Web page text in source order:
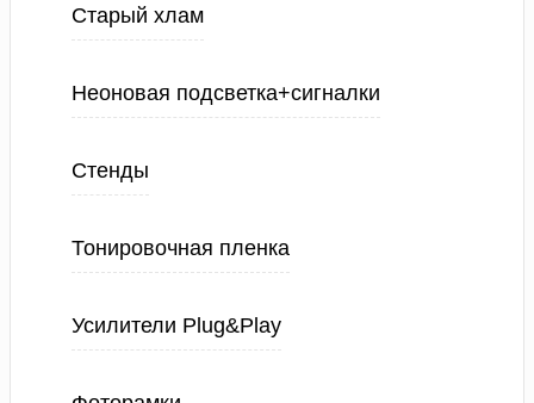
Старый хлам
Неоновая подсветка+сигналки
Стенды
Тонировочная пленка
Усилители Plug&Play